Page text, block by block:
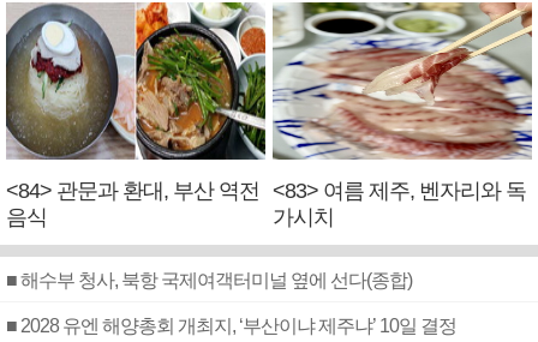
<84> 관문과 환대, 부산 역전
음식
<83> 여름 제주, 벤자리와 독
가시치
■ 해수부 청사, 북항 국제여객터미널 옆에 선다(종합)
■ 2028 유엔 해양총회 개최지, ‘부산이냐 제주냐’ 10일 결정